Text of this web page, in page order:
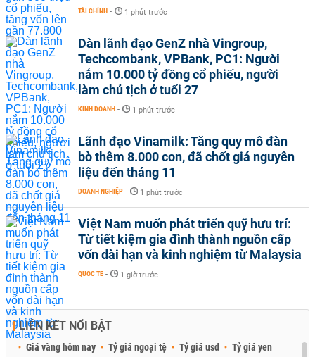
TÀI CHÍNH - 1 phút trước
Dàn lãnh đạo GenZ nhà Vingroup,
Techcombank, VPBank, PC1: Người
nắm 10.000 tỷ đồng cổ phiếu, người
làm chủ tịch ở tuổi 27
KINH DOANH - 1 phút trước
Lãnh đạo Vinamilk: Tăng quy mô đàn
bò thêm 8.000 con, đã chốt giá nguyên
liệu đến tháng 11
DOANH NGHIỆP - 1 phút trước
Việt Nam muốn phát triển quỹ hưu trí:
Từ tiết kiệm gia đình thành nguồn cấp
vốn dài hạn và kinh nghiệm từ Malaysia
QUỐC TẾ - 1 giờ trước
LIÊN KẾT NỔI BẬT
Giá vàng hôm nay Tỷ giá ngoại tệ Tỷ giá usd Tỷ giá yen